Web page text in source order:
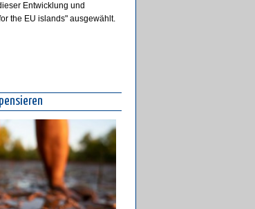
Entwicklung und
the EU islands" ausgewählt.